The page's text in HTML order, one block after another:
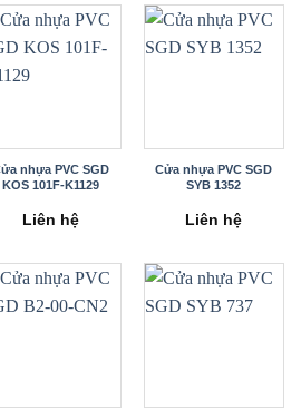
nhựa PVC SGD
KOS 101F-K1129
Liên hệ
Cửa nhựa PVC SGD
SYB 1352
Liên hệ